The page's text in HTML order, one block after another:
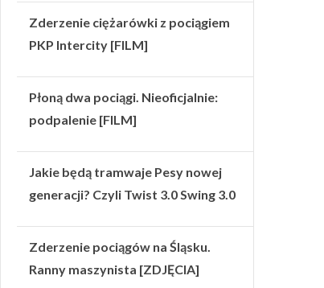
Zderzenie ciężarówki z pociągiem
PKP Intercity [FILM]
Płoną dwa pociągi. Nieoficjalnie:
podpalenie [FILM]
Jakie będą tramwaje Pesy nowej
generacji? Czyli Twist 3.0 Swing 3.0
Zderzenie pociągów na Śląsku.
Ranny maszynista [ZDJĘCIA]